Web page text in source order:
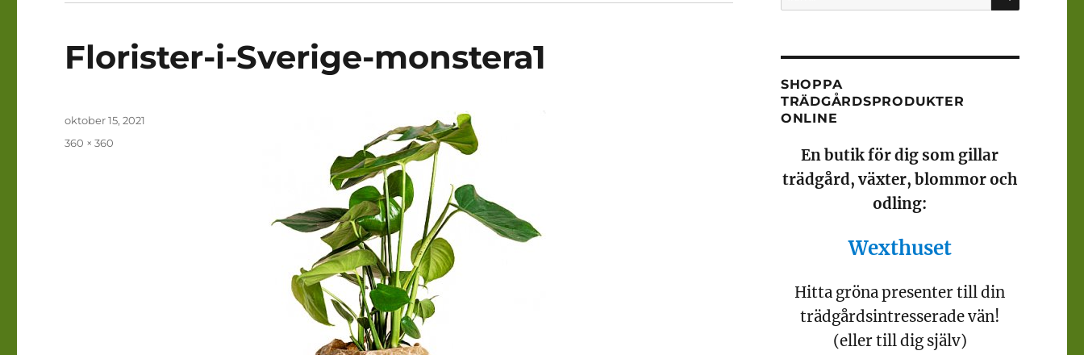
Florister-i-Sverige-monstera1
Publicerat
den
oktober 15, 2021
Full
360 × 360
efter:
SHOPPA
TRÄDGÅRDSPRODUKTER
ONLINE
En butik för dig som gillar
trädgård, växter, blommor och
odling:
Wexthuset
Hitta gröna presenter till din
trädgårdsintresserade vän!
(eller till dig själv)